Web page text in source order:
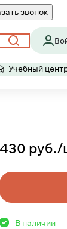
звонок
Учебный
430 руб./
В наличии